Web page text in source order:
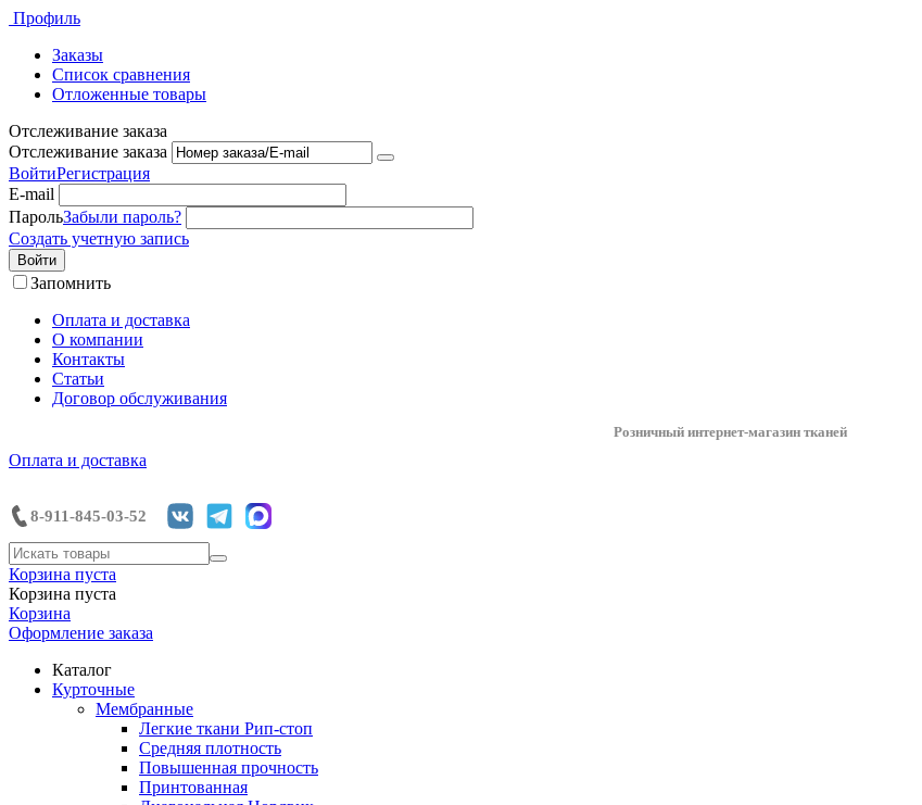
Профиль
Заказы
Список сравнения
Отложенные товары
Отслеживание заказа
Отслеживание заказа
ВойтиРегистрация
E-mail
ПарольЗабыли пароль?
Создать учетную запись
Войти
Запомнить
Оплата и доставка
О компании
Контакты
Статьи
Договор обслуживания
Розничный интернет-магазин тканей
Оплата и доставка
8-911-845-03-52
Корзина пуста
Корзина пуста
Корзина
Оформление заказа
Каталог
Курточные
Мембранные
Легкие ткани Рип-стоп
Средняя плотность
Повышенная прочность
Принтованная